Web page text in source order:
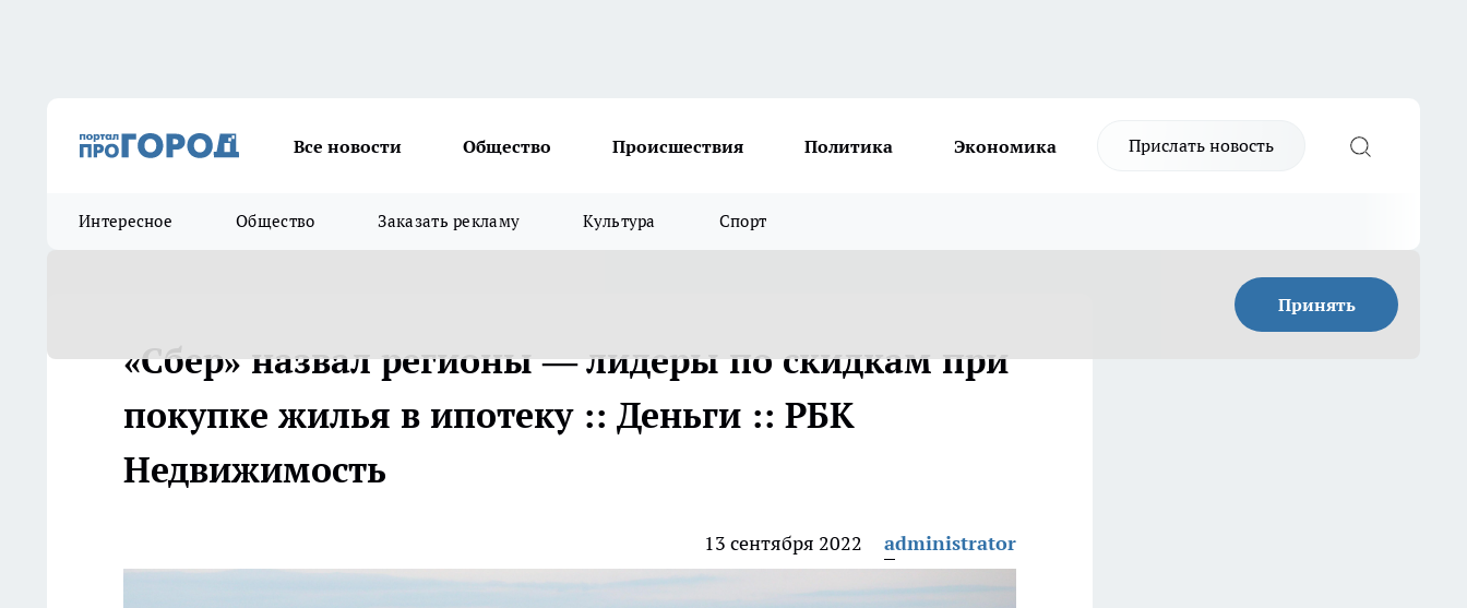
Все новости Общество Происшествия Политика Экономика Прислать новость
Интересное Общество Заказать рекламу Культура Спорт
Принять
«Сбер» назвал регионы — лидеры по скидкам при
покупке жилья в ипотеку :: Деньги :: РБК
Недвижимость
13 сентября 2022 administrator